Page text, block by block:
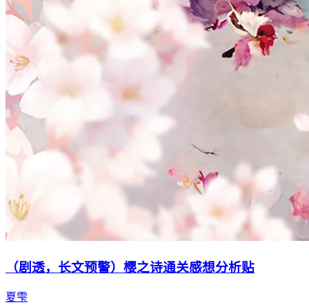
（剧透，长文预警）樱之诗通关感想分析贴
夏雫